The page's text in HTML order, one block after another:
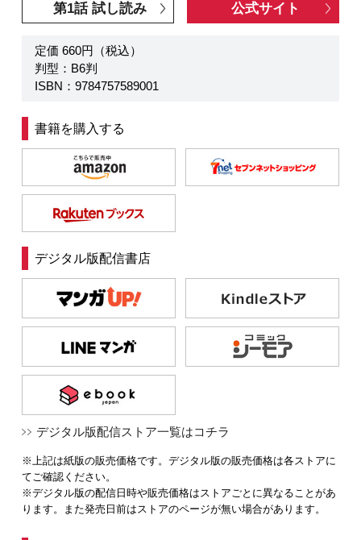
第1話 試し読み 公式サイト
定価 660円（税込）
判型：B6判
ISBN：9784757589001
書籍を購入する
デジタル版配信書店
デジタル版配信ストア一覧はコチラ
※上記は紙版の販売価格です。デジタル版の販売価格は各ストアに
てご確認ください。
※デジタル版の配信日時や販売価格はストアごとに異なることがあ
ります。また発売日前はストアのページが無い場合があります。